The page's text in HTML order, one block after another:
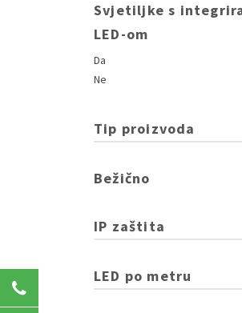
Svjetiljke s
LED-om
Da
Ne
Tip proizvoda
Bežično
IP zaštita
LED po metru
031 207 723